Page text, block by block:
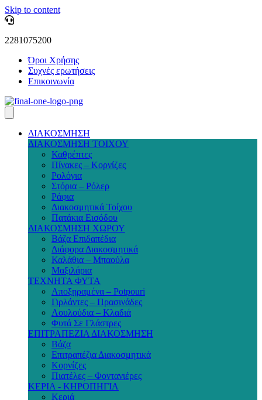
Skip to content
2281075200
Όροι Χρήσης
Συχνές ερωτήσεις
Επικοινωνία
ΔΙΑΚΟΣΜΗΣΗ
ΔΙΑΚΟΣΜΗΣΗ ΤΟΙΧΟΥ
Καθρέπτες
Πίνακες – Κορνίζες
Ρολόγια
Στόρια – Ρόλερ
Ράφια
Διακοσμητικά Τοίχου
Πατάκια Εισόδου
ΔΙΑΚΟΣΜΗΣΗ ΧΩΡΟΥ
Βάζα Επιδαπέδια
Διάφορα Διακοσμητικά
Καλάθια – Μπαούλα
Μαξιλάρια
ΤΕΧΝΗΤΑ ΦΥΤΑ
Αποξηραμένα – Potpouri
Γιρλάντες – Πρασινάδες
Λουλούδια – Κλαδιά
Φυτά Σε Γλάστρες
ΕΠΙΤΡΑΠΕΖΙΑ ΔΙΑΚΟΣΜΗΣΗ
Βάζα
Επιτραπέζια Διακοσμητικά
Κορνίζες
Πιατέλες – Φοντανιέρες
ΚΕΡΙΑ - ΚΗΡΟΠΗΓΙΑ
Κεριά